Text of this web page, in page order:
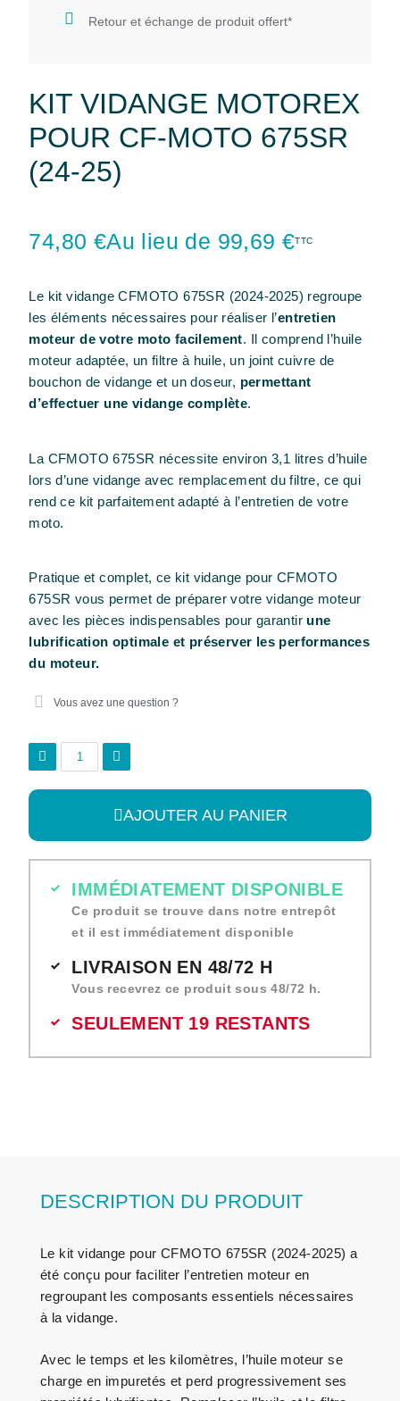
Retour et échange de produit offert*
KIT VIDANGE MOTOREX
POUR CF-MOTO 675SR
(24-25)
74,80 €Au lieu de 99,69 €TTC
Le kit vidange CFMOTO 675SR (2024-2025) regroupe
les éléments nécessaires pour réaliser l’entretien
moteur de votre moto facilement. Il comprend l’huile
moteur adaptée, un filtre à huile, un joint cuivre de
bouchon de vidange et un doseur, permettant
d’effectuer une vidange complète.
La CFMOTO 675SR nécessite environ 3,1 litres d’huile
lors d’une vidange avec remplacement du filtre, ce qui
rend ce kit parfaitement adapté à l’entretien de votre
moto.
Pratique et complet, ce kit vidange pour CFMOTO
675SR vous permet de préparer votre vidange moteur
avec les pièces indispensables pour garantir une
lubrification optimale et préserver les performances
du moteur.
Vous avez une question ?
AJOUTER AU PANIER
IMMÉDIATEMENT DISPONIBLE
Ce produit se trouve dans notre entrepôt
et il est immédiatement disponible
LIVRAISON EN 48/72 H
Vous recevrez ce produit sous 48/72 h.
SEULEMENT 19 RESTANTS
DESCRIPTION DU PRODUIT
Le kit vidange pour CFMOTO 675SR (2024-2025) a
été conçu pour faciliter l’entretien moteur en
regroupant les composants essentiels nécessaires
à la vidange.
Avec le temps et les kilomètres, l’huile moteur se
charge en impuretés et perd progressivement ses